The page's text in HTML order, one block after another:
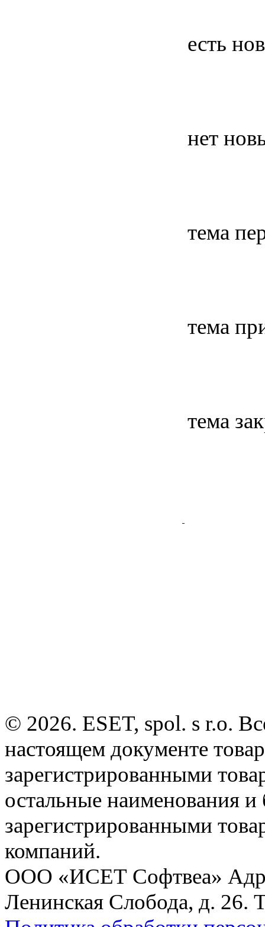
есть
нет
тема
тема
тема
© 2026. ESET, spol. s r.o.
настоящем документе
зарегистрированными
остальные наименования
зарегистрированными
компаний.
ООО «ИСЕТ Софтвеа»
Ленинская Слобода, д. 26.